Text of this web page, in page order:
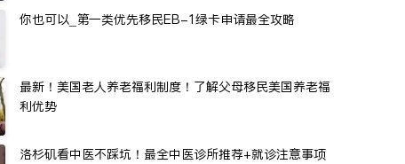
你也可以_第一类优先移民EB-1绿卡申请最全攻略
最新！美国老人养老福利制度！了解父母移民美国养老福
利优势
洛杉矶看中医不踩坑！最全中医诊所推荐+就诊注意事项